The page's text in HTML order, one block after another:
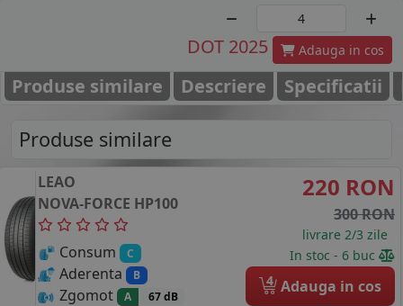
DOT 2025 Adauga in cos
Produse similare Descriere Specificatii
Produse similare
LEAO
NOVA-FORCE HP100
Consum C
Aderenta B
Zgomot A 67 dB
220 RON
300 RON
livrare 2/3 zile
In stoc - 6 buc
4 Adauga in cos